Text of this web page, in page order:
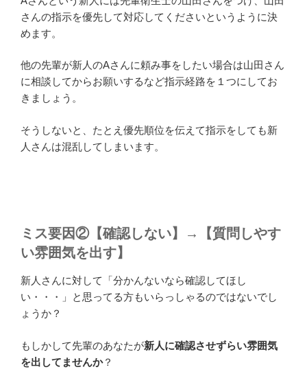
さんの指示を優先して対応してくださいというように決
めます。
他の先輩が新人のAさんに頼み事をしたい場合は山田さん
に相談してからお願いするなど指示経路を１つにしてお
きましょう。
そうしないと、たとえ優先順位を伝えて指示をしても新
人さんは混乱してしまいます。
ミス要因②【確認しない】→【質問しやす
い雰囲気を出す】
新人さんに対して「分かんないなら確認してほし
い・・・」と思ってる方もいらっしゃるのではないでし
ょうか？
もしかして先輩のあなたが新人に確認させずらい雰囲気
を出してませんか？